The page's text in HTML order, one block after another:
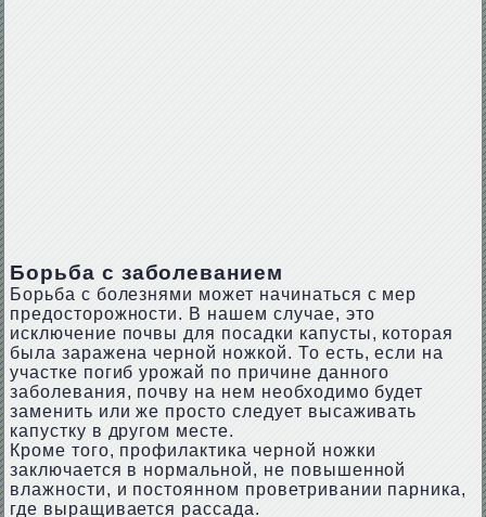
Борьба с заболеванием
Борьба с болезнями может начинаться с мер
предосторожности. В нашем случае, это
исключение почвы для посадки капусты, которая
была заражена черной ножкой. То есть, если на
участке погиб урожай по причине данного
заболевания, почву на нем необходимо будет
заменить или же просто следует высаживать
капустку в другом месте.
Кроме того, профилактика черной ножки
заключается в нормальной, не повышенной
влажности, и постоянном проветривании парника,
где выращивается рассада.